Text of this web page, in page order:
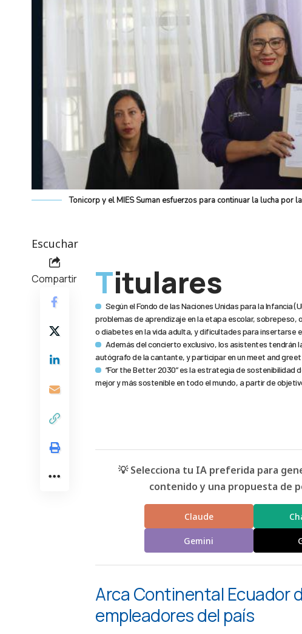
Tonicorp y el MIES Suman esfuerzos para continuar la lucha por
Escuchar
Compartir Titulares
Según el Fondo de las Naciones Unidas para la Infancia
problemas de aprendizaje en la etapa escolar,
o diabetes en la vida adulta, y dificultades para insertarse
Además del concierto exclusivo, los asistentes tendrán
autógrafo de la cantante, y participar en un meet and greet
“For the Better 2030” es la estrategia de sostenibilidad
mejor y más sostenible en todo el mundo, a partir de
💡 Selecciona tu IA preferida para
contenido y una propuesta de
Claude
Gemini
Arca Continental Ecuador
empleadores del país